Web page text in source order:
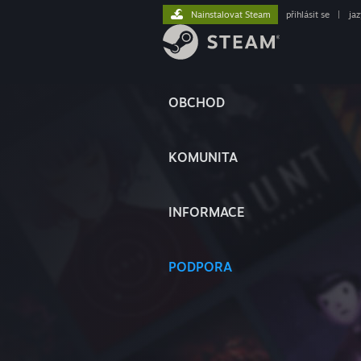
OBCHOD
KOMUNITA
INFORMACE
PODPORA
Nainstalovat Steam přihlásit se